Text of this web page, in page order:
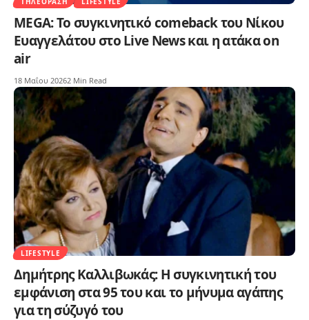
MEGA: Το συγκινητικό comeback του Νίκου
Ευαγγελάτου στο Live News και η ατάκα on
air
18 Μαΐου 20262 Min Read
LIFESTYLE
Δημήτρης Καλλιβωκάς: Η συγκινητική του
εμφάνιση στα 95 του και το μήνυμα αγάπης
για τη σύζυγό του